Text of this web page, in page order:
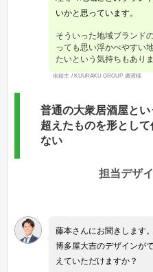
いかと思っています。
そういった地域ブランド
っても思い浮かべやすい
たいという気持ちもありま
依頼主 / KUURAKU GROUP 廣濱様
普通の大衆居酒屋と
超えたものを形とし
ない
担当デザ
藤本さんにお聞きします。
博多屋大吉のデザインが
えていただけますか？